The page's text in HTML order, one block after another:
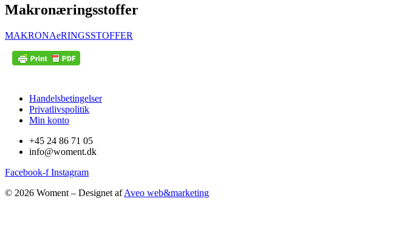
Makronæringsstoffer
MAKRONAeRINGSSTOFFER
Handelsbetingelser
Privatlivspolitik
Min konto
+45 24 86 71 05
info@woment.dk
Facebook-f Instagram
© 2026 Woment – Designet afAveo web&marketing